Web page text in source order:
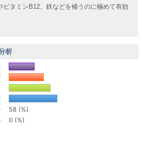
ビタミンB12、鉄などを補うのに極めて有効
析
58 (%)
0 (%)